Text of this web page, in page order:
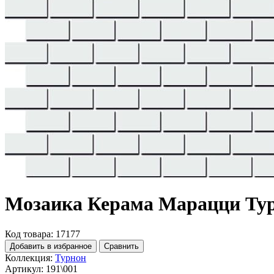
Мозаика Керама Марацци
Код товара: 17177
Добавить в избранное Сравнить
Коллекция: Турнон
Артикул: 191\001